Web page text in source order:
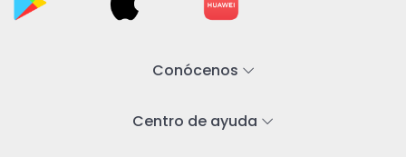
Conócenos
Centro de ayuda